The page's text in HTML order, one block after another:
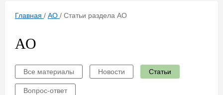
Главная / АО / Статьи раздела АО
АО
Все материалы Новости Статьи
Вопрос-ответ